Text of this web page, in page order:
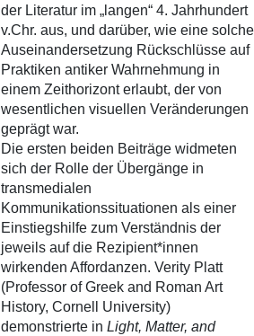
der Literatur im „langen“ 4. Jahrhundert
v.Chr. aus, und darüber, wie eine solche
Auseinandersetzung Rückschlüsse auf
Praktiken antiker Wahrnehmung in
einem Zeithorizont erlaubt, der von
wesentlichen visuellen Veränderungen
geprägt war.
Die ersten beiden Beiträge widmeten
sich der Rolle der Übergänge in
transmedialen
Kommunikationssituationen als einer
Einstiegshilfe zum Verständnis der
jeweils auf die Rezipient*innen
wirkenden Affordanzen. Verity Platt
(Professor of Greek and Roman Art
History, Cornell University)
demonstrierte in Light, Matter, and